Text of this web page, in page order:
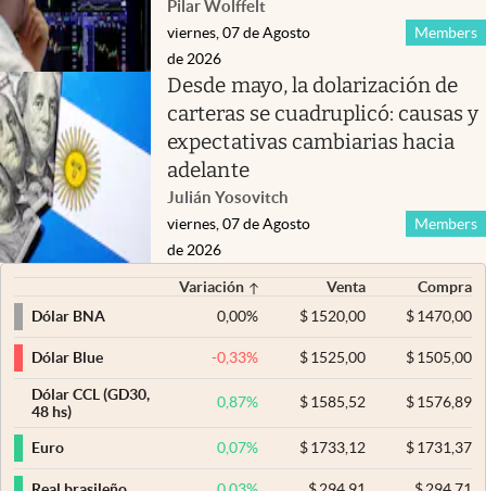
Pilar Wolffelt
Members
viernes, 07 de Agosto
de 2026
Desde mayo, la dolarización de
carteras se cuadruplicó: causas y
expectativas cambiarias hacia
adelante
Julián Yosovitch
Members
viernes, 07 de Agosto
de 2026
Variación Venta
Compra
Dólar BNA
0,00% $ 1520,00 $1470,00
Dólar Blue -0,33% $ 1525,00 $1505,00
Dólar CCL (GD30,
48 hs)
0,87% $ 1585,52 $1576,89
Euro 0,07% $ 1733,12 $1731,37